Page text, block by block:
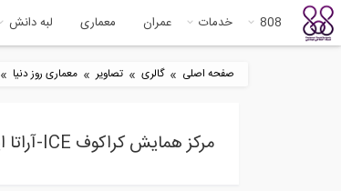
808 خدمات عمران معماری لبه دانش
صفحه اصلی » گالری » تصاویر » معماری روز دنیا »
مرکز همایش کراکوف ICE-آراتا ایسوزاکی(پروژه2)